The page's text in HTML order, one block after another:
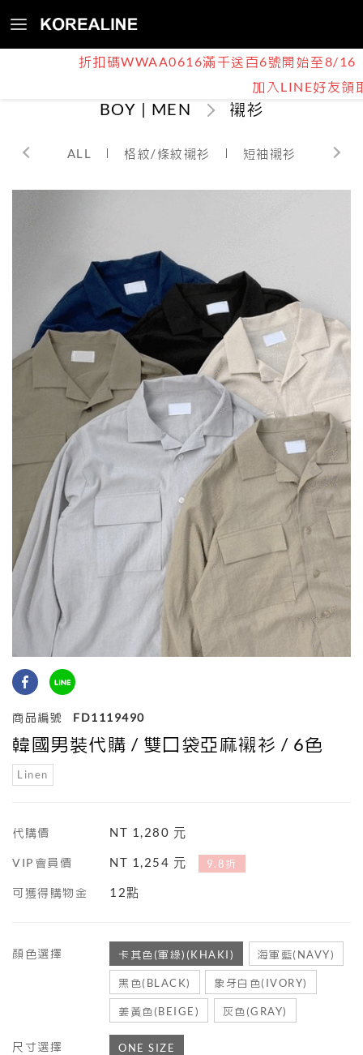
折扣碼WWAA0616滿千送百6號開始至8/16
加入LINE好友領
BOY | MEN 襯衫
ALL 格紋/條紋襯衫 短袖襯衫
商品編號 FD1119490
韓國男裝代購 / 雙口袋亞麻襯衫 / 6色
Linen
代購價 NT 1,280 元
VIP會員價 NT 1,254 元 9.8折
可獲得購物金 12點
顏色選擇 卡其色(軍綠)(KHAKI) 海軍藍(NAVY)
黑色(BLACK) 象牙白色(IVORY)
姜黃色(BEIGE) 灰色(GRAY)
尺寸選擇 ONE SIZE